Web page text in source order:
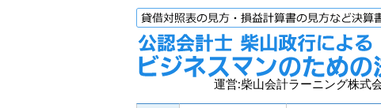
運営:柴山会計ラーニング株式